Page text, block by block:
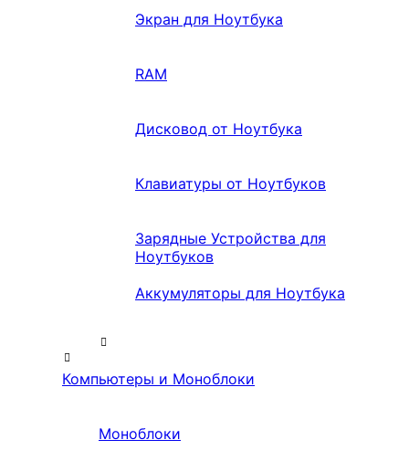
Экран для Ноутбука
RAM
Дисковод от Ноутбука
Клавиатуры от Ноутбуков
Зарядные Устройства для
Ноутбуков
Аккумуляторы для Ноутбука
Компьютеры и Моноблоки
Моноблоки